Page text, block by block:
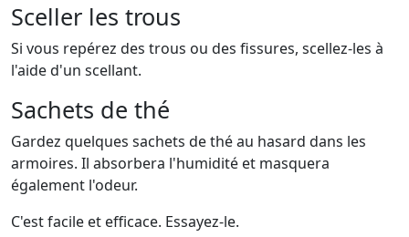
Sceller les trous
Si vous repérez des trous ou des fissures, scellez-les à
l'aide d'un scellant.
Sachets de thé
Gardez quelques sachets de thé au hasard dans les
armoires. Il absorbera l'humidité et masquera
également l'odeur.
C'est facile et efficace. Essayez-le.